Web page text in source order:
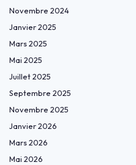
Novembre 2024
Janvier 2025
Mars 2025
Mai 2025
Juillet 2025
Septembre 2025
Novembre 2025
Janvier 2026
Mars 2026
Mai 2026